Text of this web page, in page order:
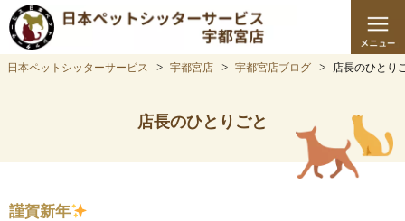
日本ペットシッターサービス 宇都宮店 宇都宮店ブログ 店長のひとり
店長のひとりごと
謹賀新年